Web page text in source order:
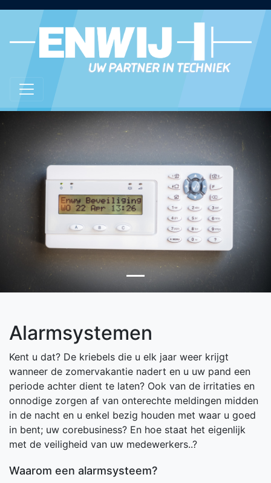
Alarmsystemen
Kent u dat? De kriebels die u elk jaar weer krijgt
wanneer de zomervakantie nadert en u uw pand een
periode achter dient te laten? Ook van de irritaties en
onnodige zorgen af van onterechte meldingen midden
in de nacht en u enkel bezig houden met waar u goed
in bent; uw corebusiness? En hoe staat het eigenlijk
met de veiligheid van uw medewerkers..?
Waarom een alarmsysteem?